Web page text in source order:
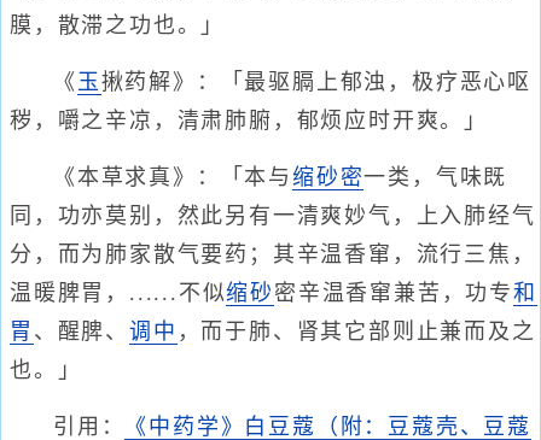
膜，散滞之功也。」
《 玉揪药解》：「最驱膈上郁浊，极疗恶心呕
秽，嚼之辛凉，清肃肺腑，郁烦应时开爽。」
《本草求真》：「本与缩砂密一类，气味既
同，功亦莫别，然此另有一清爽妙气，上入肺经气
分，而为肺家散气要药；其辛温香窜，流行三焦，
温暖脾胃，......不似缩砂 密辛温香窜兼苦，功专和
胃 、醒脾、调中 ，而于肺、肾其它部则止兼而及之
也。」
引用：
《中药学》白豆蔻（附：豆蔻壳、豆蔻